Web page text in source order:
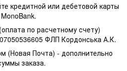
кредитной или дебетовой карты
по расчетному счету)
ФЛП Кордонська А.К.
(Новая Почта) - дополнительно
заказа.